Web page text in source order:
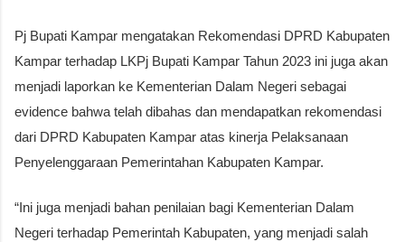
Pj Bupati Kampar mengatakan Rekomendasi DPRD Kabupaten
Kampar terhadap LKPj Bupati Kampar Tahun 2023 ini juga akan
menjadi laporkan ke Kementerian Dalam Negeri sebagai
evidence bahwa telah dibahas dan mendapatkan rekomendasi
dari DPRD Kabupaten Kampar atas kinerja Pelaksanaan
Penyelenggaraan Pemerintahan Kabupaten Kampar.
“Ini juga menjadi bahan penilaian bagi Kementerian Dalam
Negeri terhadap Pemerintah Kabupaten, yang menjadi salah